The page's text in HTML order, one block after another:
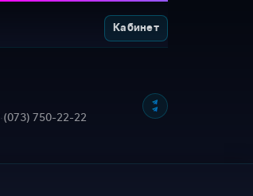
Кабинет
·(073) 750-22-22